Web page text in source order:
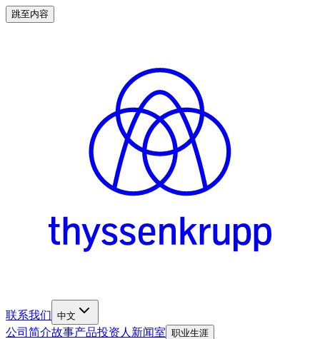
跳至内容
联系我们 中文
公司简介故事产品投资人 新闻室 职业生涯